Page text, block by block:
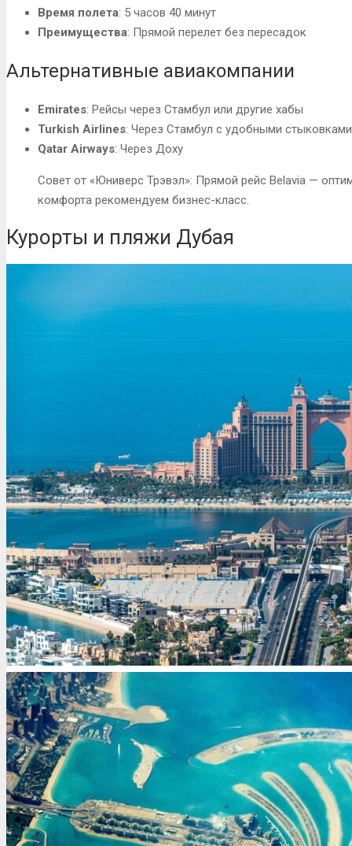
Время полета: 5 часов 40 минут
Преимущества: Прямой перелет без пересадок
Альтернативные авиакомпании
Emirates: Рейсы через Стамбул или другие хабы
Turkish Airlines: Через Стамбул с удобными стыковками
Qatar Airways: Через Доху
Совет от «Юниверс Трэвэл»: Прямой рейс Belavia —
комфорта рекомендуем бизнес-класс.
Курорты и пляжи Дубая